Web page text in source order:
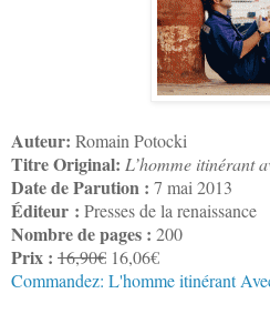
Auteur: Romain Potocki
Titre Original: L’homme itinérant
Date de Parution : 7 mai 2013
Éditeur : Presses de la renaissance
Nombre de pages : 200
Prix : 16,90€ 16,06€
Commandez: L'homme itinérant